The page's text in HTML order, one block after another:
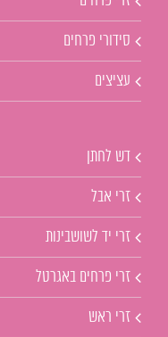
סידורי פרחים
עציצים
דש לחתן
זרי אבל
זרי יד לשושבינות
זרי פרחים באגרטל
זרי ראש